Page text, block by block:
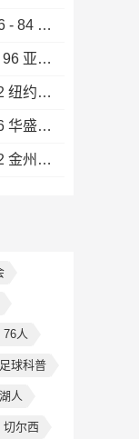
WNBA常规赛 拉斯维加斯王牌 86 - 84 印第安纳狂热 全场集锦
WNBA常规赛 菲尼克斯水星 82 - 96 亚特兰大梦想 全场集锦
WNBA常规赛 西雅图风暴 86 - 92 纽约自由人 全场集锦
WNBA常规赛 达拉斯飞翼 92 - 96 华盛顿神秘人 全场集锦
WNBA常规赛 多伦多节奏 82 - 92 金州女武神 全场集锦
76人
足球科普
湖人
切尔西